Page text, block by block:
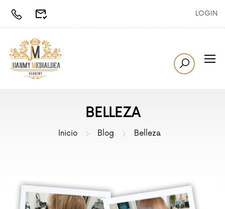
LOGIN
BELLEZA
Inicio Blog Belleza